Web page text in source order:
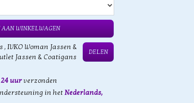
AAN WINKELWAGEN
, IVKO Woman Jassen &
Jassen & Coatigans
DELEN
24 uurverzonden
in hetNederlands,